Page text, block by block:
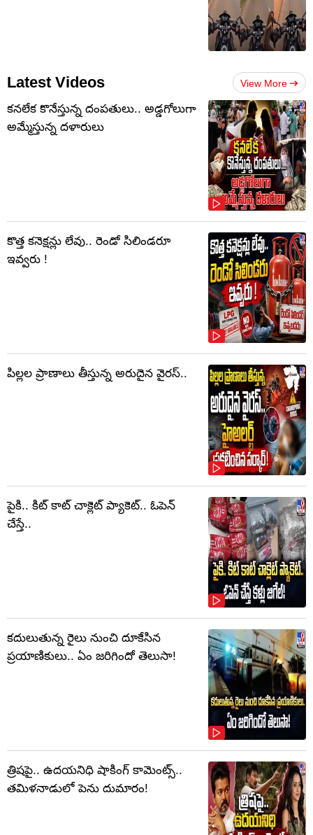
Latest Videos View More
కనలేక కొనేస్తున్న దంపతులు.. అడ్డగోలుగా
అమ్మేస్తున్న దళారులు
కొత్త కనెక్షన్లు లేవు.. రెండో సిలిండరూ
ఇవ్వరు !
పిల్లల ప్రాణాలు తీస్తున్న అరుదైన వైరస్..
పైకి.. కిట్‌ కాట్‌ చాక్లెట్ ప్యాకెట్‌.. ఓపెన్‌
చేస్తే..
కదులుతున్న రైలు నుంచి దూకేసిన
ప్రయాణికులు.. ఏం జరిగిందో తెలుసా!
త్రిషపై.. ఉదయనిధి షాకింగ్‌ కామెంట్స్‌..
తమిళనాడులో పెను దుమారం!